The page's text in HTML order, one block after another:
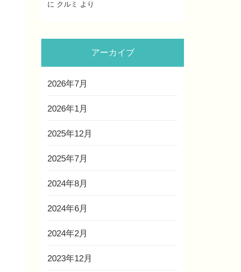
に クルミ より
アーカイブ
2026年7月
2026年1月
2025年12月
2025年7月
2024年8月
2024年6月
2024年2月
2023年12月